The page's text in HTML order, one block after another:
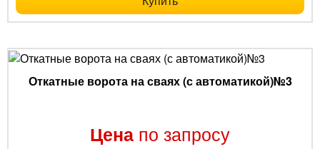
Откатные ворота на сваях (с автоматикой)№3
Цена по запросу